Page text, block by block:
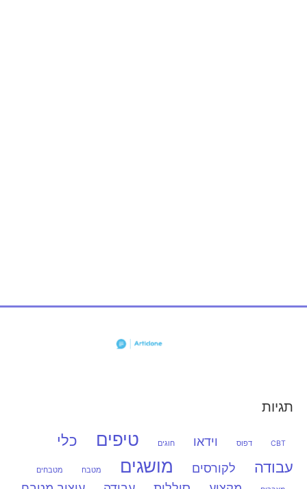
תגיות
CBT דפוס וידאו חוגים טיפים
כלי
עבודה
לקורסים מושגים מטבח מטבחים